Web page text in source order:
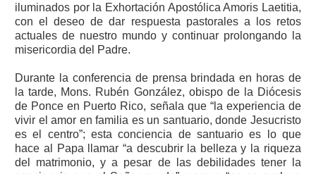
iluminados por la Exhortación Apostólica Amoris Laetitia,
con el deseo de dar respuesta pastorales a los retos
actuales de nuestro mundo y continuar prolongando la
misericordia del Padre.
Durante la conferencia de prensa brindada en horas de
la tarde, Mons. Rubén González, obispo de la Diócesis
de Ponce en Puerto Rico, señala que “la experiencia de
vivir el amor en familia es un santuario, donde Jesucristo
es el centro”; esta conciencia de santuario es lo que
hace al Papa llamar “a descubrir la belleza y la riqueza
del matrimonio, y a pesar de las debilidades tener la